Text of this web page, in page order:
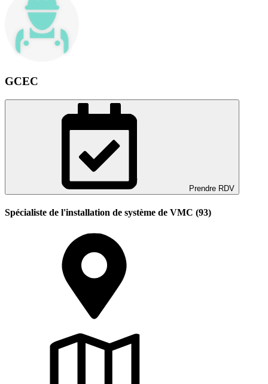
GCEC
Prendre RDV
Spécialiste de l'installation de système de VMC (93)